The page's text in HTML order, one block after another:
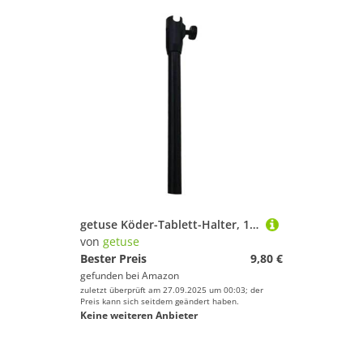
getuse Köder-Tablett-Halter, 19 cm, Aluminiumlegierung, Mehrzweck-Stützstange für Angelstühle und Boxen, Schwarz
von getuse
Bester Preis
9,80 €
gefunden bei Amazon
zuletzt überprüft am 27.09.2025 um 00:03; der
Preis kann sich seitdem geändert haben.
Keine weiteren Anbieter